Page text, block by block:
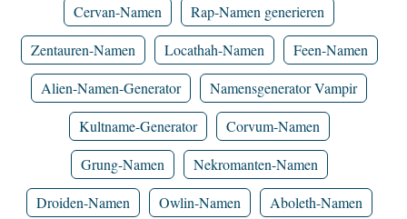
Cervan-Namen
Rap-Namen generieren
Zentauren-Namen
Locathah-Namen
Feen-Namen
Alien-Namen-Generator
Namensgenerator Vampir
Kultname-Generator
Corvum-Namen
Grung-Namen
Nekromanten-Namen
Droiden-Namen
Owlin-Namen
Aboleth-Namen